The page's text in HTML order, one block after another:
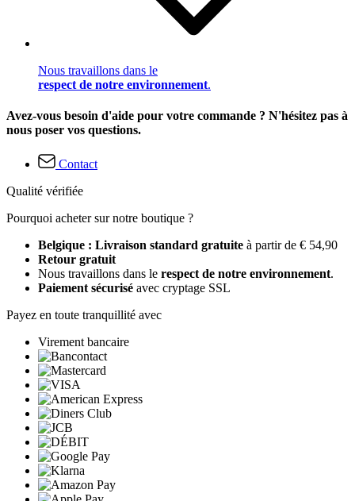
Nous travaillons dans le
respect de notre environnement.
Avez-vous besoin d'aide pour votre commande ? N'hésitez pas à
nous poser vos questions.
Contact
Qualité vérifiée
Pourquoi acheter sur notre boutique ?
Belgique : Livraison standard gratuite à partir de € 54,90
Retour gratuit
Nous travaillons dans le respect de notre environnement.
Paiement sécurisé avec cryptage SSL
Payez en toute tranquillité avec
Virement bancaire